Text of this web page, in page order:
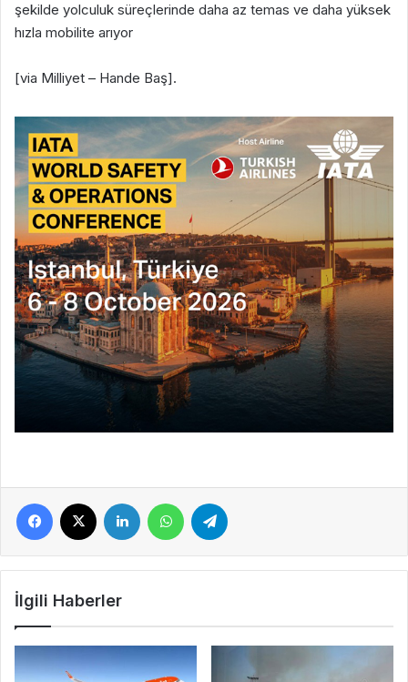
şekilde yolculuk süreçlerinde daha az temas ve daha yüksek
hızla mobilite arıyor
[via Milliyet – Hande Baş].
Facebook LinkedIn WhatsApp
İlgili Haberler